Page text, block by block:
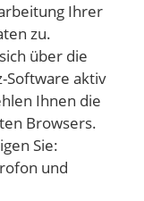
Ihrer
zu.
über die
Software aktiv
Ihnen die
Browsers.
Sie:
und